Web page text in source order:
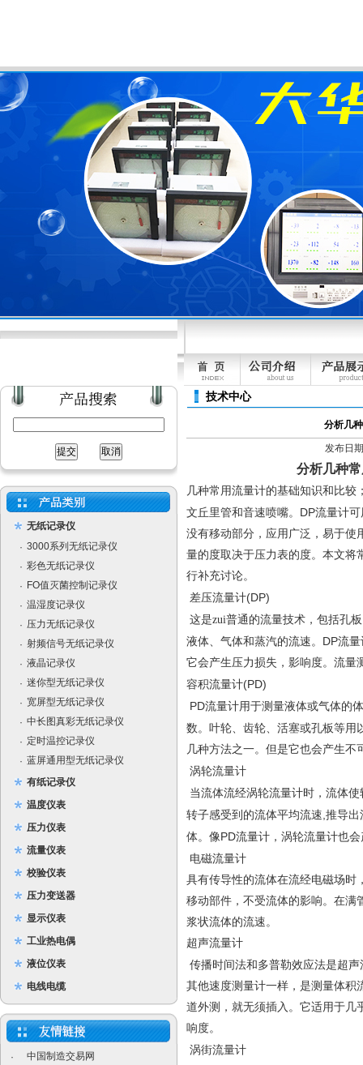
无纸记录仪
· 3000系列无纸记录仪
· 彩色无纸记录仪
· FO值灭菌控制记录仪
· 温湿度记录仪
· 压力无纸记录仪
· 射频信号无纸记录仪
· 液晶记录仪
· 迷你型无纸记录仪
· 宽屏型无纸记录仪
· 中长图真彩无纸记录仪
· 定时温控记录仪
· 蓝屏通用型无纸记录仪
有纸记录仪
温度仪表
压力仪表
流量仪表
校验仪表
压力变送器
显示仪表
工业热电偶
液位仪表
电线电缆
· 中国制造交易网
技术中心
分析几
发布日
分析几种
几种常用流量计的基础知识和比较
文丘里管和音速喷嘴。 DP流量计
没有移动部分，应用广泛，易于使
量的度取决于压力表的度。本文将
行补充讨论。
差压流量计(DP)
这是zui普通的流量技术，包括孔
液体、气体和蒸汽的流速。 DP流量
它会产生压力损失，影响度。流量
容积流量计(PD)
PD流量计用于测量液体或气体的
数。叶轮、齿轮、活塞或孔板等用
几种方法之一。但是它也会产生
涡轮流量计
当流体流经涡轮流量计时，流体
转子感受到的流体平均流速 推导出
体。像PD流量计，涡轮流量计也
电磁流量计
具有传导性的流体在流经电磁场时
移动部件，不受流体的影响。在满
浆状流体的流速。
超声流量计
传播时间法和多普勒效应法是超
其他速度测量计一样，是测量体积
道外测，就无须插入。它适用于几
响度。
涡街流量计